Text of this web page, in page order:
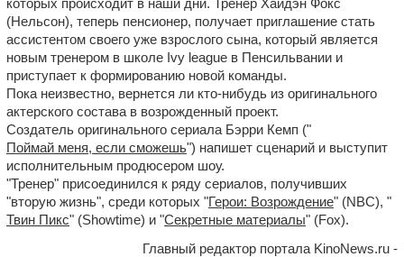
которых происходит в наши дни. Тренер Хайдэн Фокс
(Нельсон), теперь пенсионер, получает приглашение стать
ассистентом своего уже взрослого сына, который является
новым тренером в школе Ivy league в Пенсильвании и
приступает к формированию новой команды.
Пока неизвестно, вернется ли кто-нибудь из оригинального
актерского состава в возрожденный проект.
Создатель оригинального сериала Бэрри Кемп ("
Поймай меня, если сможешь") напишет сценарий и выступит
исполнительным продюсером шоу.
"Тренер" присоединился к ряду сериалов, получивших
"вторую жизнь", среди которых "Герои: Возрождение" (NBC), "
Твин Пикс" (Showtime) и "Секретные материалы" (Fox).
Главный редактор портала KinoNews.ru -